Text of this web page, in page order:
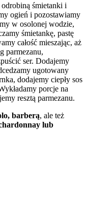
śmietanki i
ogień i pozostawiamy
w osolonej wodzie,
śmietankę, pastę
całość mieszając, aż
parmezanu,
ser. Dodajemy
ugotowany
dodajemy ciepły sos
porcje na
resztą parmezanu.
barberą, ale też
lub